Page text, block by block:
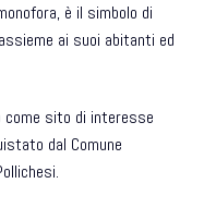
è il simbolo di
ai suoi abitanti ed
sito di interesse
dal Comune